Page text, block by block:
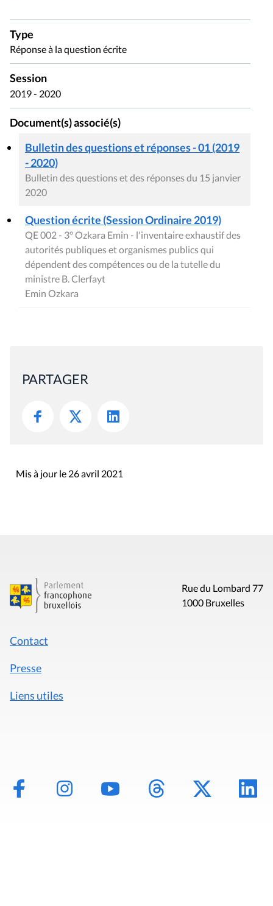
Type
Réponse à la question écrite
Session
2019 - 2020
Document(s) associé(s)
Bulletin des questions et réponses - 01 (2019
- 2020)
Bulletin des questions et des réponses du 15 janvier
2020
Question écrite (Session Ordinaire 2019)
QE 002 - 3° Ozkara Emin - l'inventaire exhaustif des
autorités publiques et organismes publics qui
dépendent des compétences ou de la tutelle du
ministre B. Clerfayt
Emin Ozkara
PARTAGER
Mis à jour le 26 avril 2021
Rue du Lombard 77
1000 Bruxelles
Contact
Presse
Liens utiles